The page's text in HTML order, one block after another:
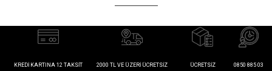
KREDI KARTINA 12 TAKSIT
2000 TL VE ÜZERI ÜCRETSIZ
ÜCRETSIZ
0850 885 03